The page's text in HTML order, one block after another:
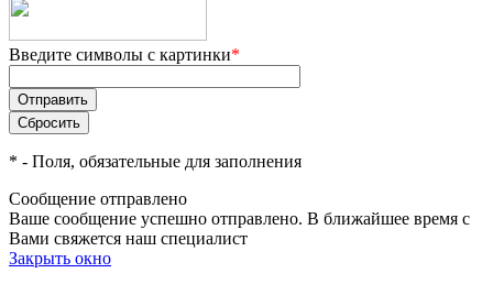
Введите символы с картинки*
* - Поля, обязательные для заполнения
Сообщение отправлено
Ваше сообщение успешно отправлено. В ближайшее время с
Вами свяжется наш специалист
Закрыть окно